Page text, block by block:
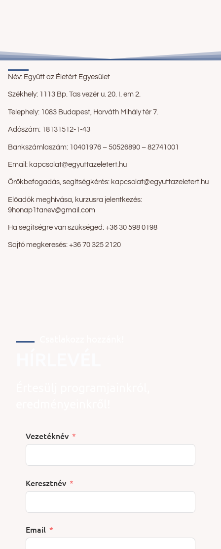
Név: Együtt az Életért Egyesület
Székhely: 1113 Bp. Tas vezér u. 20. I. em 2.
Telephely: 1083 Budapest, Horváth Mihály tér 7.
Adószám: 18131512-1-43
Bankszámlaszám: 10401976 – 50526890 – 82741001
Email: kapcsolat@egyuttazeletert.hu
Örökbefogadás, segítségkérés: kapcsolat@egyuttazeletert.hu
Előadók meghívása, kurzusra jelentkezés:
9honap1tanev@gmail.com
Ha segítségre van szükséged: +36 30 598 0198
Sajtó megkeresés: +36 70 325 2120
Vezetéknév
Keresztnév
Email